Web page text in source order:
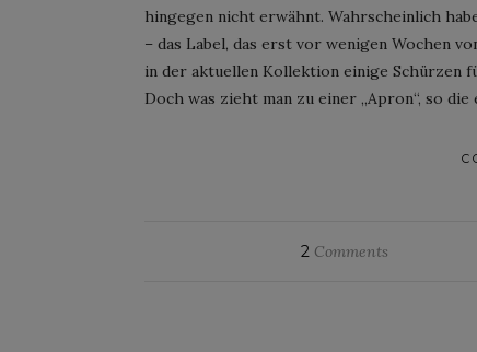
hingegen nicht erwähnt. Wahrscheinlich
– das Label, das erst vor wenigen Wochen
in der aktuellen Kollektion einige Schürzen
Doch was zieht man zu einer „Apron“, so
2 Comments